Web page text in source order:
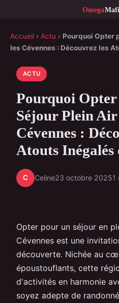
Accueil › Actu › Pourquoi Opter
les Cévennes : Découvrez les
ACTU
Pourquoi
Séjour Plein Air
Cévennes :
Atouts Inégalés
C Celine23 octobre 20251
Opter pour un séjour en
Cévennes est une
découverte. Nichée au
époustouflants, cette
d'activités en harmonie
soyez adepte de